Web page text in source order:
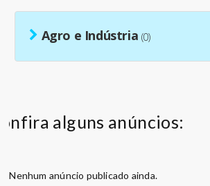
Agro e Indústria (0)
alguns anúncios:
Nenhum anúncio publicado ainda.